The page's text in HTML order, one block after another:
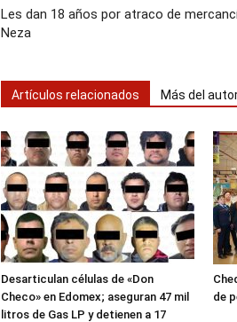
Les dan 18 años por atraco de
Neza
Artículos relacionados Más del
Desarticulan células de «Don
Checo» en Edomex; aseguran 47 mil
litros de Gas LP y detienen a 17
de